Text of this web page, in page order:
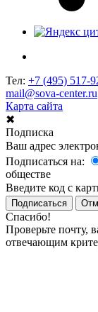
Тел: +7 (495) 517-
mail@sova-center.ru
Карта сайта
✖
Подписка
Ваш адрес
Подписаться на:
обществе
Введите код с
Подписаться
Спасибо!
Проверьте почту,
отвечающим